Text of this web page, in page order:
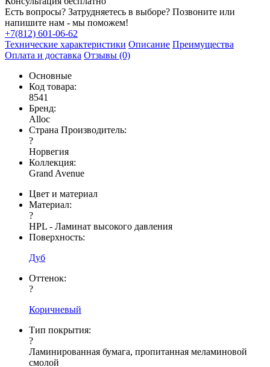
Есть вопросы? Затрудняетесь в выборе? Позвоните или
напишите нам - мы поможем!
+7(812) 601-06-62
Технические характеристики Описание Преимущества
Оплата и доставка Отзывы (0)
Основные
Код товара:
8541
Бренд:
Alloc
Страна Производитель:
?
Норвегия
Коллекция:
Grand Avenue
Цвет и материал
Материал:
?
HPL - Ламинат высокого давления
Поверхность:
Дуб
Оттенок:
?
Коричневый
Тип покрытия:
?
Ламинированная бумага, пропитанная меламиновой
смолой